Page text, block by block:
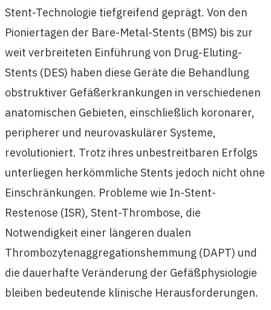
Stent-Technologie tiefgreifend geprägt. Von den
Pioniertagen der Bare-Metal-Stents (BMS) bis zur
weit verbreiteten Einführung von Drug-Eluting-
Stents (DES) haben diese Geräte die Behandlung
obstruktiver Gefäßerkrankungen in verschiedenen
anatomischen Gebieten, einschließlich koronarer,
peripherer und neurovaskulärer Systeme,
revolutioniert. Trotz ihres unbestreitbaren Erfolgs
unterliegen herkömmliche Stents jedoch nicht ohne
Einschränkungen. Probleme wie In-Stent-
Restenose (ISR), Stent-Thrombose, die
Notwendigkeit einer längeren dualen
Thrombozytenaggregationshemmung (DAPT) und
die dauerhafte Veränderung der Gefäßphysiologie
bleiben bedeutende klinische Herausforderungen.